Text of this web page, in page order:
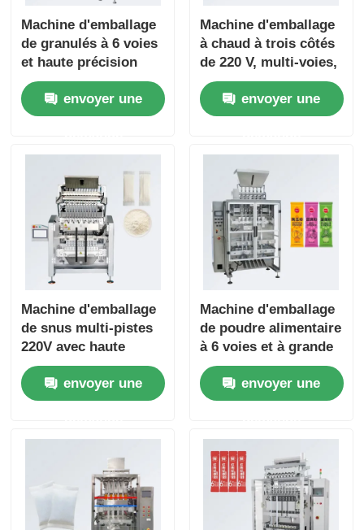
Machine d'emballage
de granulés à 6 voies
et haute précision
pour un emballage
multi-voies facile à
utiliser de granulés
monosodique, de
vitamines, de café et
de bonbons
envoyer une
Machine d'emballage
à chaud à trois côtés
de 220 V, multi-voies,
pour café instantané
et poudre
d'assaisonnement
envoyer une
Machine d'emballage
de snus multi-pistes
220V avec haute
performance
d'étanchéité et 1 an
de garantie pour
envoyer une
Machine d'emballage
de poudre alimentaire
à 6 voies et à grande
vitesse, anti-
poussière, pour
assaisonnement et
envoyer une